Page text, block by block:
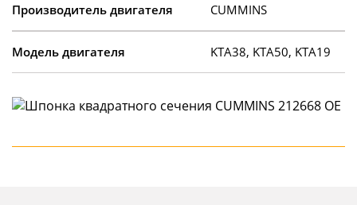
Производитель двигателя CUMMINS
Модель двигателя KTA38, KTA50, KTA19